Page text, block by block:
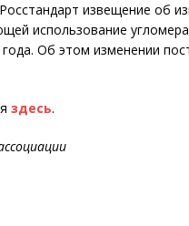
извещение об
использование
Об этом изменении
здесь.